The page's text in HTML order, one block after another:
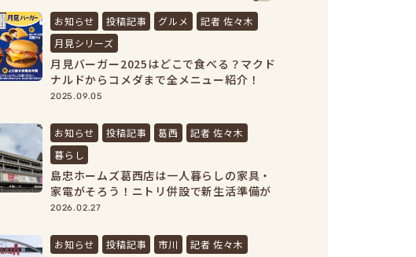
お知らせ 投稿記事 グルメ
記者 佐々木
月見シリーズ
月見バーガー2025はどこで食べる？マクド
ナルドからコメダまで全メニュー紹介！
2025.09.05
お知らせ 投稿記事 葛西
記者 佐々木
暮らし
島忠ホームズ葛西店は一人暮らしの家具・
家電がそろう！ニトリ併設で新生活準備が
完結
2026.02.27
お知らせ 投稿記事 市川
記者 佐々木